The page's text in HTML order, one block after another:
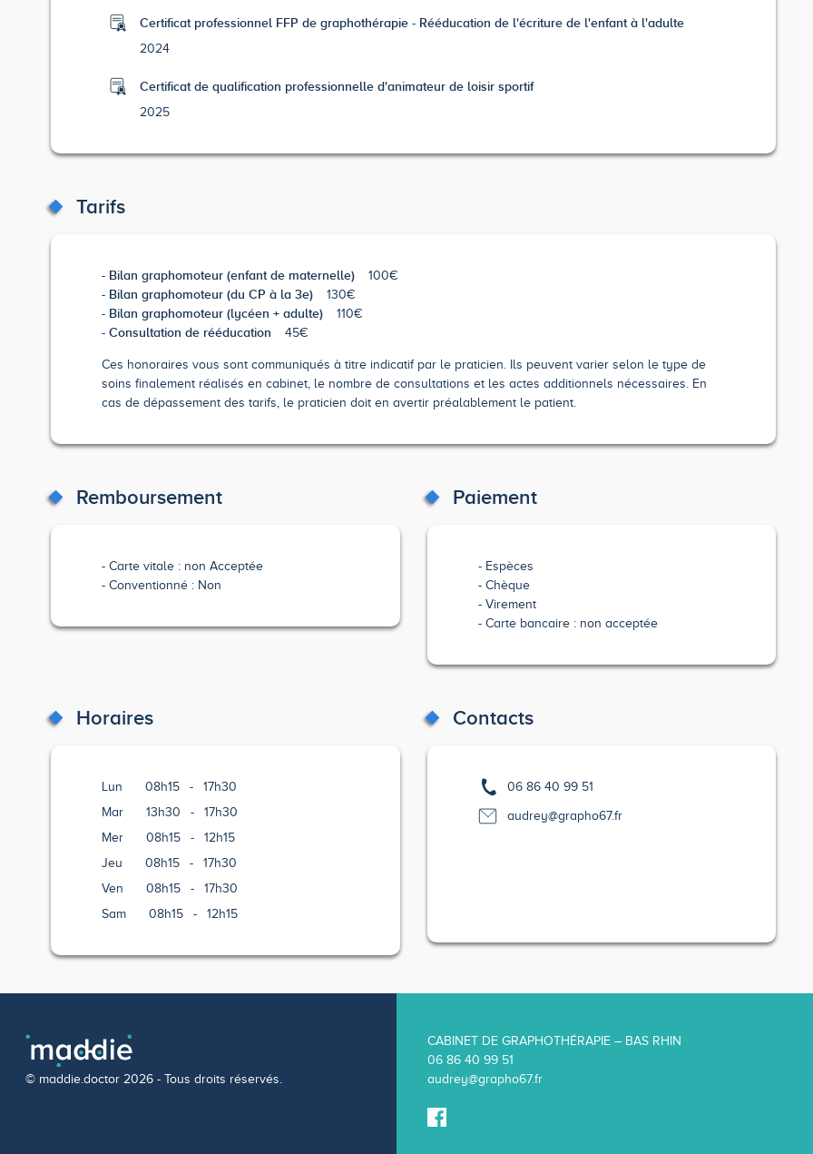
Certificat professionnel FFP de graphothérapie - Rééducation de l'écriture de l'enfant à l'adulte
2024
Certificat de qualification professionnelle d'animateur de loisir sportif
2025
Tarifs
Bilan graphomoteur (enfant de maternelle) 100€
Bilan graphomoteur (du CP à la 3e) 130€
Bilan graphomoteur (lycéen + adulte) 110€
Consultation de rééducation 45€
Ces honoraires vous sont communiqués à titre indicatif par le praticien. Ils peuvent varier selon le type de
soins finalement réalisés en cabinet, le nombre de consultations et les actes additionnels nécessaires. En
cas de dépassement des tarifs, le praticien doit en avertir préalablement le patient.
Remboursement
Carte vitale : non Acceptée
Conventionné : Non
Paiement
Espèces
Chèque
Virement
Carte bancaire : non acceptée
Horaires
Lun 08h15 -
17h30
Mar
13h30 -
17h30
Mer
08h15 -
12h15
Jeu
08h15 -
17h30
Ven
08h15 -
17h30
Sam
08h15 - 12h15
Contacts
06 86 40 99 51
audrey@grapho67.fr
© maddie.doctor 2026 - Tous droits réservés.
CABINET DE GRAPHOTHÉRAPIE – BAS RHIN
06 86 40 99 51
audrey@grapho67.fr